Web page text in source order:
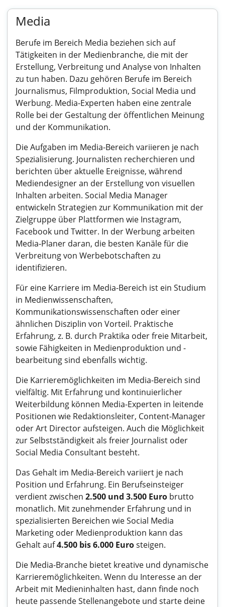
Media
Berufe im Bereich Media beziehen sich auf
Tätigkeiten in der Medienbranche, die mit der
Erstellung, Verbreitung und Analyse von Inhalten
zu tun haben. Dazu gehören Berufe im Bereich
Journalismus, Filmproduktion, Social Media und
Werbung. Media-Experten haben eine zentrale
Rolle bei der Gestaltung der öffentlichen Meinung
und der Kommunikation.
Die Aufgaben im Media-Bereich variieren je nach
Spezialisierung. Journalisten recherchieren und
berichten über aktuelle Ereignisse, während
Mediendesigner an der Erstellung von visuellen
Inhalten arbeiten. Social Media Manager
entwickeln Strategien zur Kommunikation mit der
Zielgruppe über Plattformen wie Instagram,
Facebook und Twitter. In der Werbung arbeiten
Media-Planer daran, die besten Kanäle für die
Verbreitung von Werbebotschaften zu
identifizieren.
Für eine Karriere im Media-Bereich ist ein Studium
in Medienwissenschaften,
Kommunikationswissenschaften oder einer
ähnlichen Disziplin von Vorteil. Praktische
Erfahrung, z. B. durch Praktika oder freie Mitarbeit,
sowie Fähigkeiten in Medienproduktion und -
bearbeitung sind ebenfalls wichtig.
Die Karrieremöglichkeiten im Media-Bereich sind
vielfältig. Mit Erfahrung und kontinuierlicher
Weiterbildung können Media-Experten in leitende
Positionen wie Redaktionsleiter, Content-Manager
oder Art Director aufsteigen. Auch die Möglichkeit
zur Selbstständigkeit als freier Journalist oder
Social Media Consultant besteht.
Das Gehalt im Media-Bereich variiert je nach
Position und Erfahrung. Ein Berufseinsteiger
verdient zwischen 2.500 und 3.500 Euro brutto
monatlich. Mit zunehmender Erfahrung und in
spezialisierten Bereichen wie Social Media
Marketing oder Medienproduktion kann das
Gehalt auf4.500 bis 6.000 Eurosteigen.
Die Media-Branche bietet kreative und dynamische
Karrieremöglichkeiten. Wenn du Interesse an der
Arbeit mit Medieninhalten hast, dann finde noch
heute passende Stellenangebote und starte deine